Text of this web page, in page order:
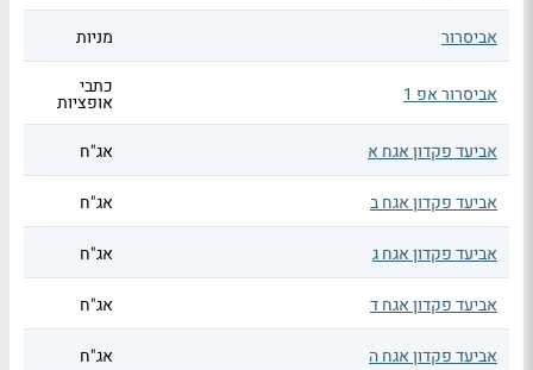
אביסרור מניות
אביסרור אפ 1 כתבי
אופציות
אביעד פקדון אגח א
אג"ח
אביעד פקדון אגח ב אג"ח
אביעד פקדון אגח ג אג"ח
אביעד פקדון אגח ד אג"ח
אביעד פקדון אגח ה אג"ח